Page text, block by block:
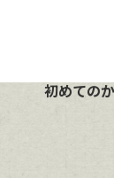
初めての